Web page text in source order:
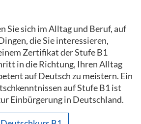
Sie sich im Alltag und Beruf, auf
die Sie interessieren,
Zertifikat der Stufe B1
in die Richtung, Ihren Alltag
auf Deutsch zu meistern. Ein
auf Stufe B1 ist
Einbürgerung in Deutschland.